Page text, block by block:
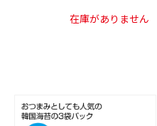
在庫がありません